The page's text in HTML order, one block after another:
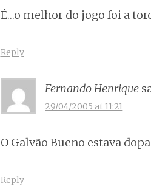
É…o melhor do jogo foi a
Reply
Fernando Henrique
29/04/2005 at 11:21
O Galvão Bueno estava
Reply